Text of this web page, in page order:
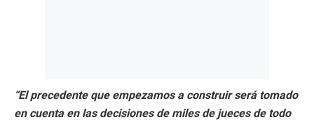
“El precedente que empezamos a construir será tomado
en cuenta en las decisiones de miles de jueces de todo